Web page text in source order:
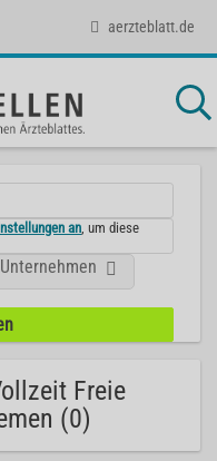
aerzteblatt.de
an , um diese
Unternehmen
Freie
(0)